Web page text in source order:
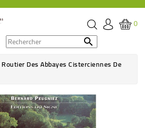
0

Routier Des Abbayes Cisterciennes De